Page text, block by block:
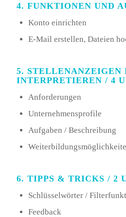
4. FUNKTIONEN UND
Konto einrichten
E-Mail erstellen, Dateien
5. STELLENANZEIGEN
INTERPRETIEREN / 4
Anforderungen
Unternehmensprofile
Aufgaben / Beschreibung
6. TIPPS & TRICKS / 2
Schlüsselwörter /
Feedback